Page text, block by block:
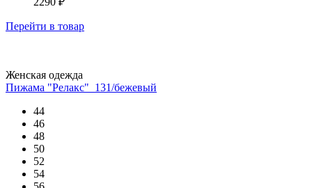
Перейти в товар
Женская одежда
Пижама "Релакс"_131/бежевый
44
46
48
50
52
54